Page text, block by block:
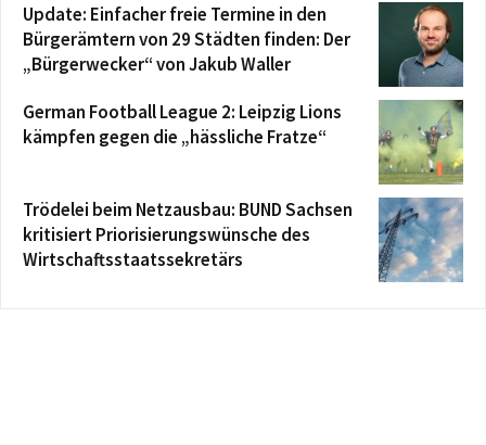
Update: Einfacher freie Termine in den
Bürgerämtern von 29 Städten finden: Der
„Bürgerwecker“ von Jakub Waller
German Football League 2: Leipzig Lions
kämpfen gegen die „hässliche Fratze“
Trödelei beim Netzausbau: BUND Sachsen
kritisiert Priorisierungswünsche des
Wirtschaftsstaatssekretärs